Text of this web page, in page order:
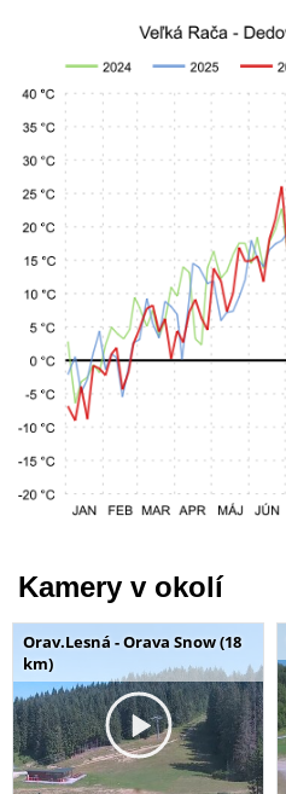
Kamery v okolí
Orav.Lesná - Orava Snow (18
km)